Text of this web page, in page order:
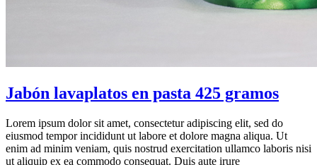
Jabón lavaplatos en pasta 425 gramos
Lorem ipsum dolor sit amet, consectetur adipiscing elit, sed do
eiusmod tempor incididunt ut labore et dolore magna aliqua. Ut
enim ad minim veniam, quis nostrud exercitation ullamco laboris nisi
ut aliquip ex ea commodo consequat. Duis aute irure